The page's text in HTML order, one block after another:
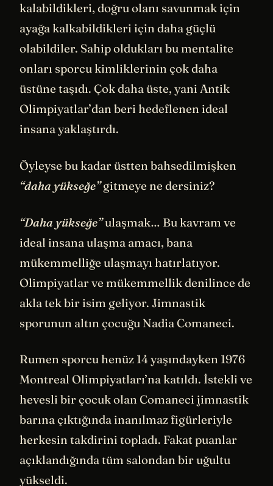
kalabildikleri, doğru olanı savunmak için
ayağa kalkabildikleri için daha güçlü
olabildiler. Sahip oldukları bu mentalite
onları sporcu kimliklerinin çok daha
üstüne taşıdı. Çok daha üste, yani Antik
Olimpiyatlar’dan beri hedeflenen ideal
insana yaklaştırdı.
Öyleyse bu kadar üstten bahsedilmişken
“daha yükseğe”gitmeye ne dersiniz?
“Daha yükseğe”ulaşmak… Bu kavram ve
ideal insana ulaşma amacı, bana
mükemmelliğe ulaşmayı hatırlatıyor.
Olimpiyatlar ve mükemmellik denilince de
akla tek bir isim geliyor. Jimnastik
sporunun altın çocuğu Nadia Comaneci.
Rumen sporcu henüz 14 yaşındayken 1976
Montreal Olimpiyatları’na katıldı. İstekli ve
hevesli bir çocuk olan Comaneci jimnastik
barına çıktığında inanılmaz figürleriyle
herkesin takdirini topladı. Fakat puanlar
açıklandığında tüm salondan bir uğultu
yükseldi.